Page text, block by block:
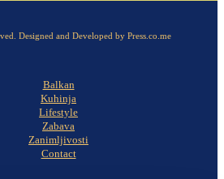
Designed and Developed by Press.co.me
Balkan
Kuhinja
Lifestyle
Zabava
Zanimljivosti
Contact